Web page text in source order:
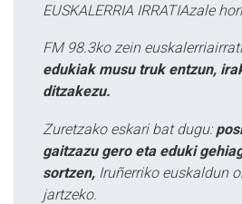
EUSKALERRIA IRRATIAzale
FM 98.3ko zein
edukiak musu truk entzun,
ditzakezu.
Zuretzako eskari bat dugu:
gaitzazu gero eta eduki
sortzen, Iruñerriko euskaldun
jartzeko.